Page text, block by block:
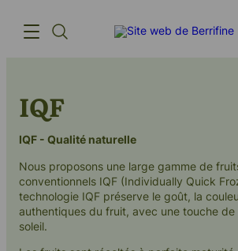
Produits
L'innovation
Chaîne
Notre histoire
IQF
IQF - Qualité naturelle
Nous proposons une large gamme de
conventionnels IQF (Individually Quick
technologie IQF préserve le goût, la
authentiques du fruit, avec une touche de
soleil.